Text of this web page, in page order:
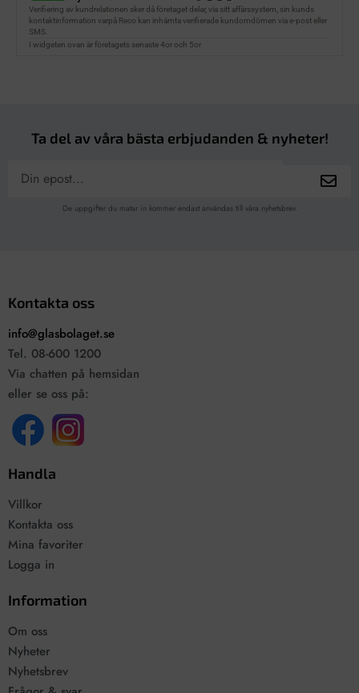
Ta del av våra bästa erbjudanden & nyheter!
De uppgifter du matar in kommer endast användas till våra nyhetsbrev.
Kontakta oss
info@glasbolaget.se
Tel. 08-600 1200
Via chatten på hemsidan
eller se oss på:
Handla
Villkor
Kontakta oss
Mina favoriter
Logga in
Information
Om oss
Nyheter
Nyhetsbrev